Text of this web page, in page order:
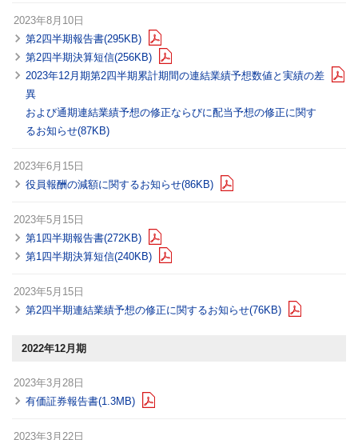
2023年8月10日
第2四半期報告書(295KB)
第2四半期決算短信(256KB)
2023年12月期第2四半期累計期間の連結業績予想数値と実績の差
異
および通期連結業績予想の修正ならびに配当予想の修正に関す
るお知らせ(87KB)
2023年6月15日
役員報酬の減額に関するお知らせ(86KB)
2023年5月15日
第1四半期報告書(272KB)
第1四半期決算短信(240KB)
2023年5月15日
第2四半期連結業績予想の修正に関するお知らせ(76KB)
2022年12月期
2023年3月28日
有価証券報告書(1.3MB)
2023年3月22日